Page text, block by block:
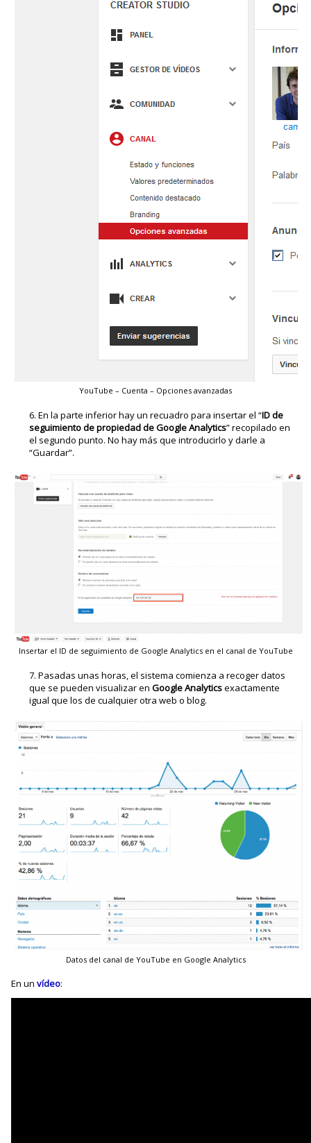
YouTube – Cuenta – Opciones avanzadas
En la parte inferior hay un recuadro para insertar el “ID de
seguimiento de propiedad de Google Analytics” recopilado en
el segundo punto. No hay más que introducirlo y darle a
“Guardar”.
Insertar el ID de seguimiento de Google Analytics en el canal de YouTube
Pasadas unas horas, el sistema comienza a recoger datos
que se pueden visualizar enGoogle Analyticsexactamente
igual que los de cualquier otra web o blog.
Datos del canal de YouTube en Google Analytics
En unvídeo: